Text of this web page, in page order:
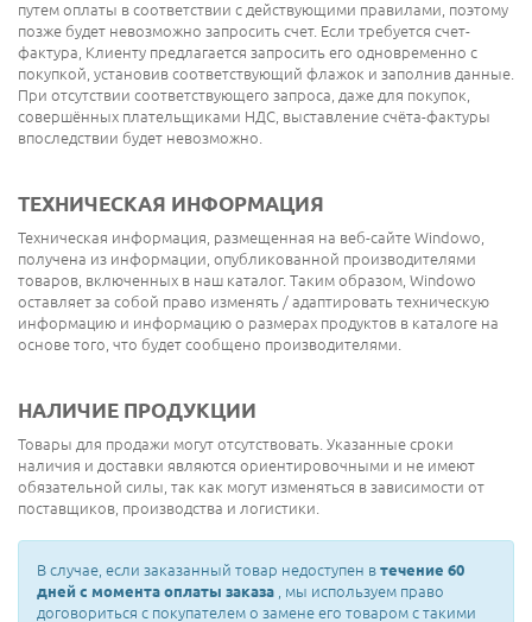
путем оплаты в соответствии с действующими правилами, поэтому
позже будет невозможно запросить счет. Если требуется счет-
фактура, Клиенту предлагается запросить его одновременно с
покупкой, установив соответствующий флажок и заполнив данные.
При отсутствии соответствующего запроса, даже для покупок,
совершённых плательщиками НДС, выставление счёта-фактуры
впоследствии будет невозможно.
ТЕХНИЧЕСКАЯ ИНФОРМАЦИЯ
Техническая информация, размещенная на веб-сайте Windowo,
получена из информации, опубликованной производителями
товаров, включенных в наш каталог. Таким образом, Windowo
оставляет за собой право изменять / адаптировать техническую
информацию и информацию о размерах продуктов в каталоге на
основе того, что будет сообщено производителями.
НАЛИЧИЕ ПРОДУКЦИИ
Товары для продажи могут отсутствовать. Указанные сроки
наличия и доставки являются ориентировочными и не имеют
обязательной силы, так как могут изменяться в зависимости от
поставщиков, производства и логистики.
В случае, если заказанный товар недоступен в течение 60
дней с момента оплаты заказа , мы используем право
договориться с покупателем о замене его товаром с такими